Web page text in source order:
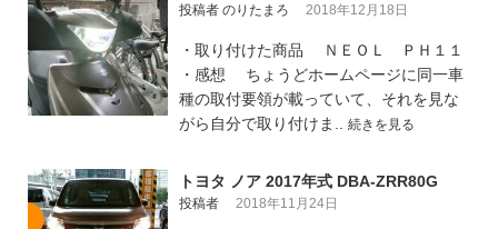
投稿者 のりたまろ 2018年12月18日
・取り付けた商品 ＮＥＯＬ ＰＨ１１
・感想 ちょうどホームページに同一車
種の取付要領が載っていて、それを見な
がら自分で取り付けま.. 続きを見る
トヨタ ノア 2017年式 DBA-ZRR80G
投稿者 2018年11月24日